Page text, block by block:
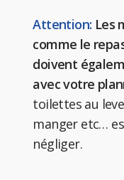
Attention: Les
comme le
doivent
avec votre
toilettes au
manger etc…
négliger.